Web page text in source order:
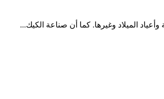
الميلاد وغيرها. كما أن صناعة الكيك...